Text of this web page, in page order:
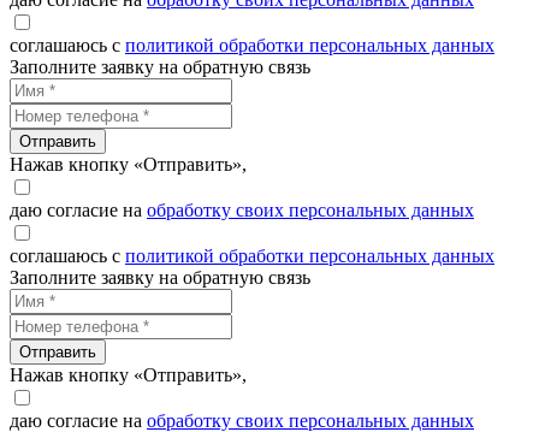
соглашаюсь с политикой обработки персональных данных
Заполните заявку на обратную связь
Отправить
Нажав кнопку «Отправить»,
даю согласие на обработку своих персональных данных
соглашаюсь с политикой обработки персональных данных
Заполните заявку на обратную связь
Отправить
Нажав кнопку «Отправить»,
даю согласие на обработку своих персональных данных